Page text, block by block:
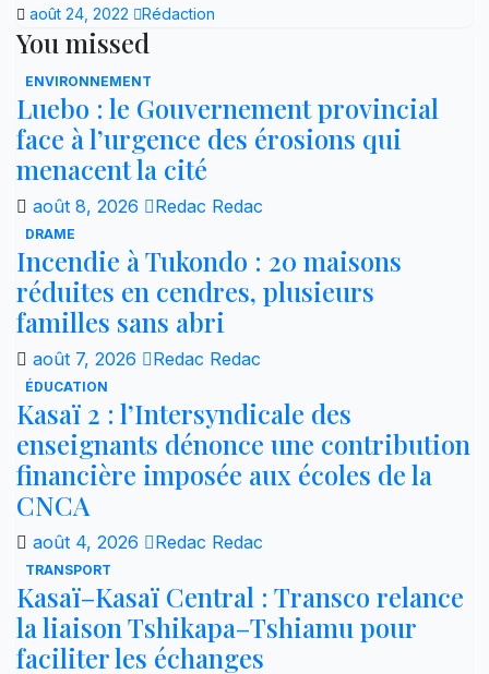
août 24, 2022 Rédaction
You missed
ENVIRONNEMENT
Luebo : le Gouvernement provincial
face à l’urgence des érosions qui
menacent la cité
août 8, 2026 Redac Redac
DRAME
Incendie à Tukondo : 20 maisons
réduites en cendres, plusieurs
familles sans abri
août 7, 2026 Redac Redac
ÉDUCATION
Kasaï 2 : l’Intersyndicale des
enseignants dénonce une contribution
financière imposée aux écoles de la
CNCA
août 4, 2026 Redac Redac
TRANSPORT
Kasaï–Kasaï Central : Transco relance
la liaison Tshikapa–Tshiamu pour
faciliter les échanges